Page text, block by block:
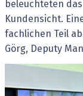
beleuchteten
Kundensicht.
fachlichen Teil
Görg, Deputy